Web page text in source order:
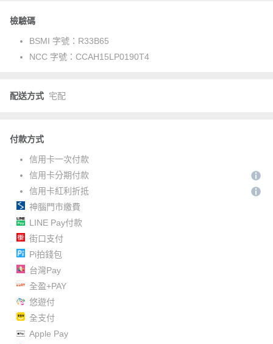
檢驗碼
BSMI 字號： R33B65
NCC 字號： CCAH15LP0190T4
配送方式 宅配
付款方式
信用卡一次付款
信用卡分期付款
信用卡紅利折抵
神腦門市繳費
LINE Pay付款
街口支付
Pi拍錢包
台灣Pay
全盈+PAY
悠遊付
全支付
Apple Pay